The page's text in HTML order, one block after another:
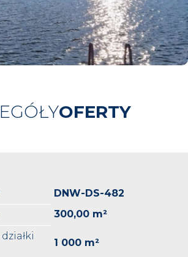
OFERTY
DNW-DS-482
300,00 m²
1 000 m²